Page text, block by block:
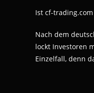
Ist cf-
Nach dem
lockt Investoren
Einzelfall, denn